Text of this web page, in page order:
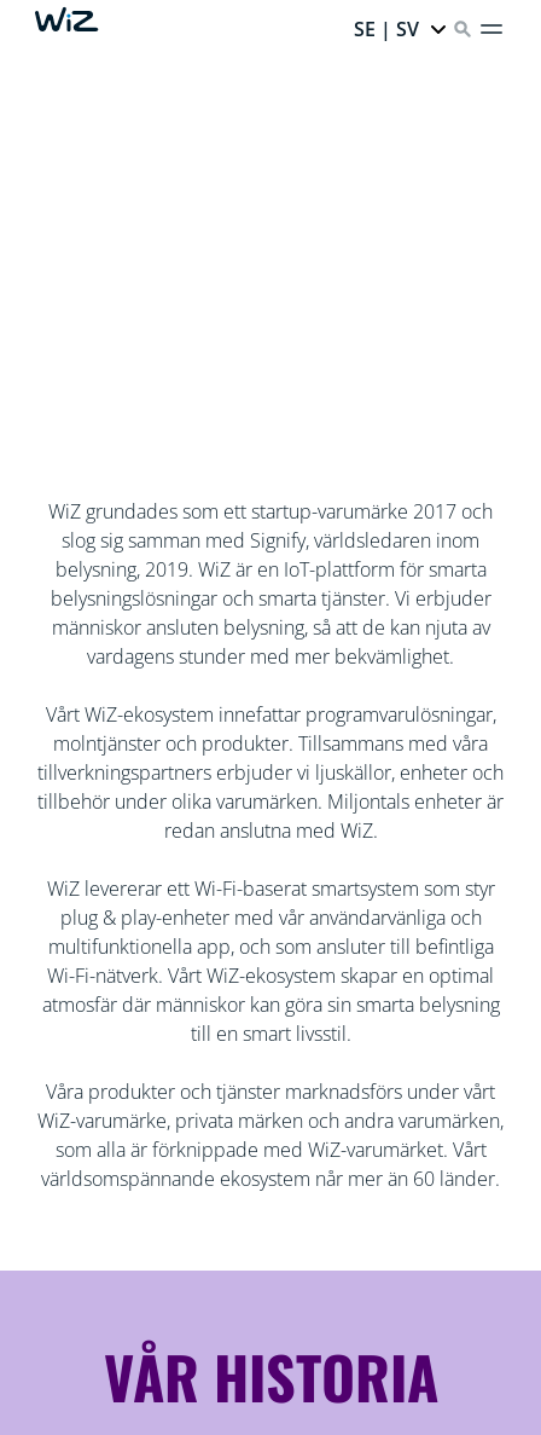
SE | SV
WiZ grundades som ett startup-varumärke 2017 och
slog sig samman med Signify, världsledaren inom
belysning, 2019. WiZ är en IoT-plattform för smarta
belysningslösningar och smarta tjänster. Vi erbjuder
människor ansluten belysning, så att de kan njuta av
vardagens stunder med mer bekvämlighet.
Vårt WiZ-ekosystem innefattar programvarulösningar,
molntjänster och produkter. Tillsammans med våra
tillverkningspartners erbjuder vi ljuskällor, enheter och
tillbehör under olika varumärken. Miljontals enheter är
redan anslutna med WiZ.​
WiZ levererar ett Wi-Fi-baserat smartsystem som styr
plug & play-enheter med vår användarvänliga och
multifunktionella app, och som ansluter till befintliga
Wi-Fi-nätverk. Vårt WiZ-ekosystem skapar en optimal
atmosfär där människor kan göra sin smarta belysning
till en smart livsstil.
Våra produkter och tjänster marknadsförs under vårt
WiZ-varumärke, privata märken och andra varumärken,
som alla är förknippade med WiZ-varumärket. Vårt
världsomspännande ekosystem når mer än 60 länder.
VÅR HISTORIA